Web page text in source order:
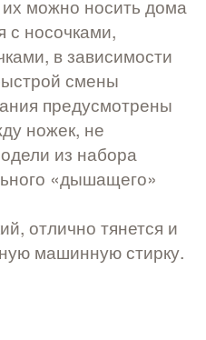
можно носить дома
с носочками,
в зависимости
смены
предусмотрены
ножек, не
из набора
«дышащего»
отлично тянется и
машинную стирку.